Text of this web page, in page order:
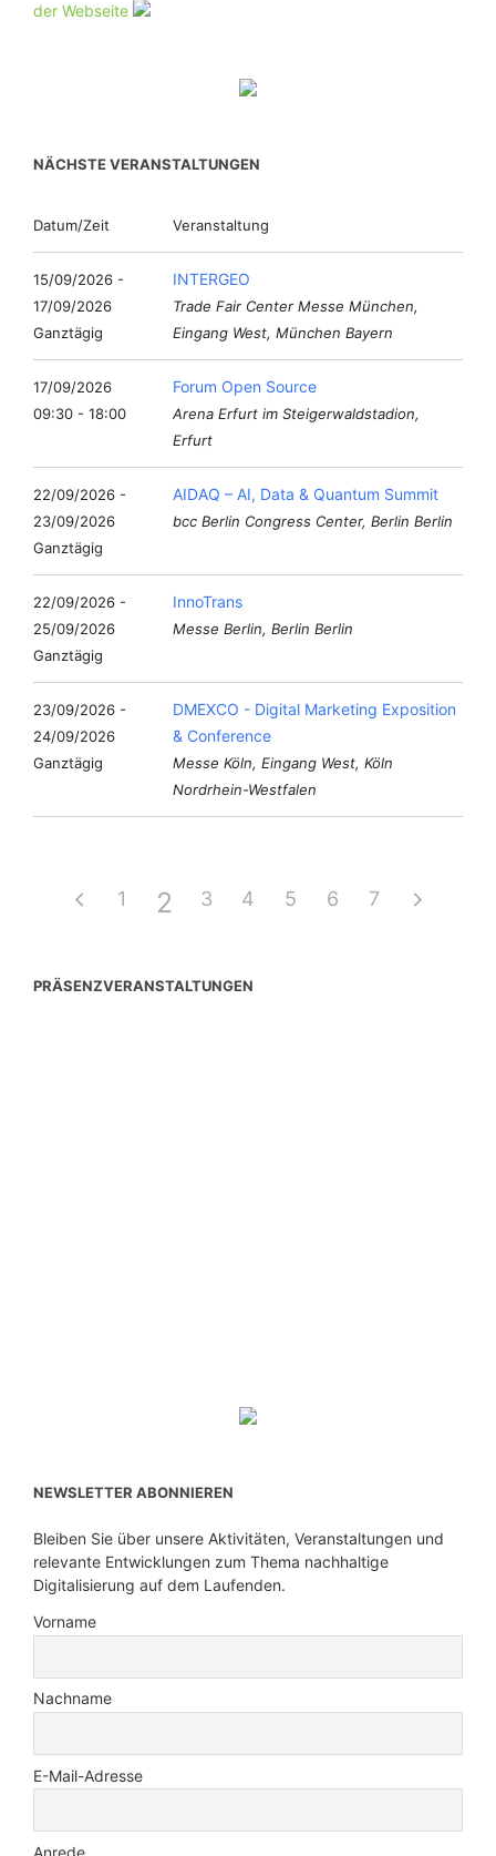
der Webseite
NÄCHSTE VERANSTALTUNGEN
Datum/Zeit Veranstaltung
15/09/2026 -
17/09/2026
Ganztägig
INTERGEO
Trade Fair Center Messe München,
Eingang West, München Bayern
17/09/2026
09:30 - 18:00
Forum Open Source
Arena Erfurt im Steigerwaldstadion,
Erfurt
22/09/2026 -
23/09/2026
Ganztägig
AIDAQ – AI, Data & Quantum Summit
bcc Berlin Congress Center, Berlin Berlin
22/09/2026 -
25/09/2026
Ganztägig
InnoTrans
Messe Berlin, Berlin Berlin
23/09/2026 -
24/09/2026
Ganztägig
DMEXCO - Digital Marketing Exposition
& Conference
Messe Köln, Eingang West, Köln
Nordrhein-Westfalen
1 2 3 4 5 6 7
PRÄSENZVERANSTALTUNGEN
NEWSLETTER ABONNIEREN
Bleiben Sie über unsere Aktivitäten, Veranstaltungen und
relevante Entwicklungen zum Thema nachhaltige
Digitalisierung auf dem Laufenden.
Vorname
Nachname
E-Mail-Adresse
Anrede